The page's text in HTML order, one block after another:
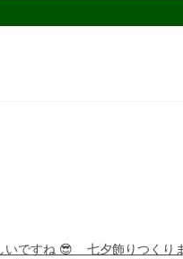
いですね 😎 七夕飾りつく